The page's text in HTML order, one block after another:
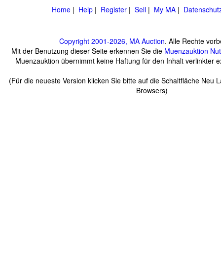
Home | Help | Register | Sell | My MA |
Copyright 2001-2026, MA Auction. Alle Rechte
Mit der Benutzung dieser Seite erkennen Sie die Muenzauktion
Muenzauktion übernimmt keine Haftung für den Inhalt verlinkter
(Für die neueste Version klicken Sie bitte auf die Schaltfläche Neu
Browsers)